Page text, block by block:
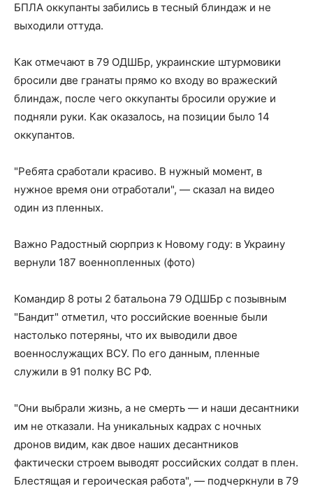
БПЛА оккупанты забились в тесный блиндаж и не
выходили оттуда.
Как отмечают в 79 ОДШБр, украинские штурмовики
бросили две гранаты прямо ко входу во вражеский
блиндаж, после чего оккупанты бросили оружие и
подняли руки. Как оказалось, на позиции было 14
оккупантов.
"Ребята сработали красиво. В нужный момент, в
нужное время они отработали", — сказал на видео
один из пленных.
Важно Радостный сюрприз к Новому году: в Украину
вернули 187 военнопленных (фото)
Командир 8 роты 2 батальона 79 ОДШБр с позывным
"Бандит" отметил, что российские военные были
настолько потеряны, что их выводили двое
военнослужащих ВСУ. По его данным, пленные
служили в 91 полку ВС РФ.
"Они выбрали жизнь, а не смерть — и наши десантники
им не отказали. На уникальных кадрах с ночных
дронов видим, как двое наших десантников
фактически строем выводят российских солдат в плен.
Блестящая и героическая работа", — подчеркнули в 79